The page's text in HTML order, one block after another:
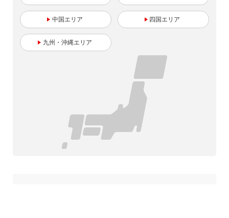
中国 四国
九州・沖縄